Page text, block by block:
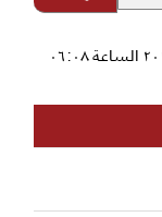
آخر تحديث للموقع: الخميس ٠٦ أغسطس ٢٠٢٦ الساعة ٠٦:٠٨